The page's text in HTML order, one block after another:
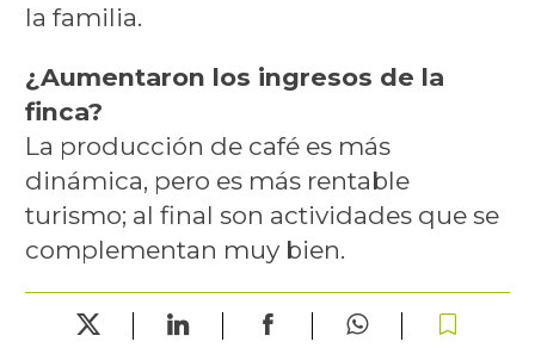
la familia.
¿Aumentaron los ingresos de la
finca?
La producción de café es más
dinámica, pero es más rentable
turismo; al final son actividades que se
complementan muy bien.